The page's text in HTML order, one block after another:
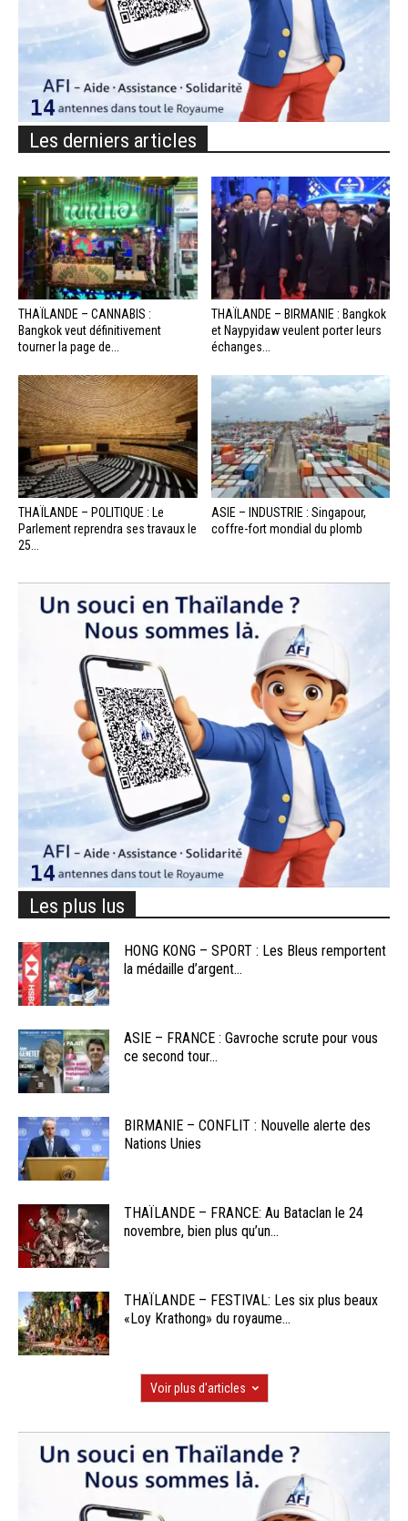
Les derniers articles
THAÏLANDE – CANNABIS :
Bangkok veut définitivement
tourner la page de...
THAÏLANDE – BIRMANIE : Bangkok
et Naypyidaw veulent porter leurs
échanges...
THAÏLANDE – POLITIQUE : Le
Parlement reprendra ses travaux le
25...
ASIE – INDUSTRIE : Singapour,
coffre-fort mondial du plomb
Les plus lus
HONG KONG – SPORT : Les Bleus remportent
la médaille d’argent...
ASIE – FRANCE : Gavroche scrute pour vous
ce second tour...
BIRMANIE – CONFLIT : Nouvelle alerte des
Nations Unies
THAÏLANDE – FRANCE: Au Bataclan le 24
novembre, bien plus qu’un...
THAÏLANDE – FESTIVAL: Les six plus beaux
«Loy Krathong» du royaume...
Voir plus d'articles